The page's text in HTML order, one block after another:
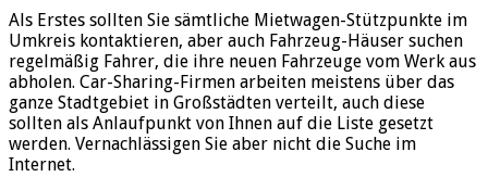
Als Erstes sollten Sie sämtliche Mietwagen-Stützpunkte im
Umkreis kontaktieren, aber auch Fahrzeug-Häuser suchen
regelmäßig Fahrer, die ihre neuen Fahrzeuge vom Werk aus
abholen. Car-Sharing-Firmen arbeiten meistens über das
ganze Stadtgebiet in Großstädten verteilt, auch diese
sollten als Anlaufpunkt von Ihnen auf die Liste gesetzt
werden. Vernachlässigen Sie aber nicht die Suche im
Internet.